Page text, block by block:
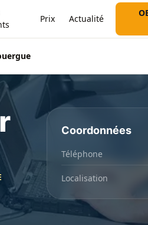
Prix Actualité
Coordonnées
Téléphone
Localisation